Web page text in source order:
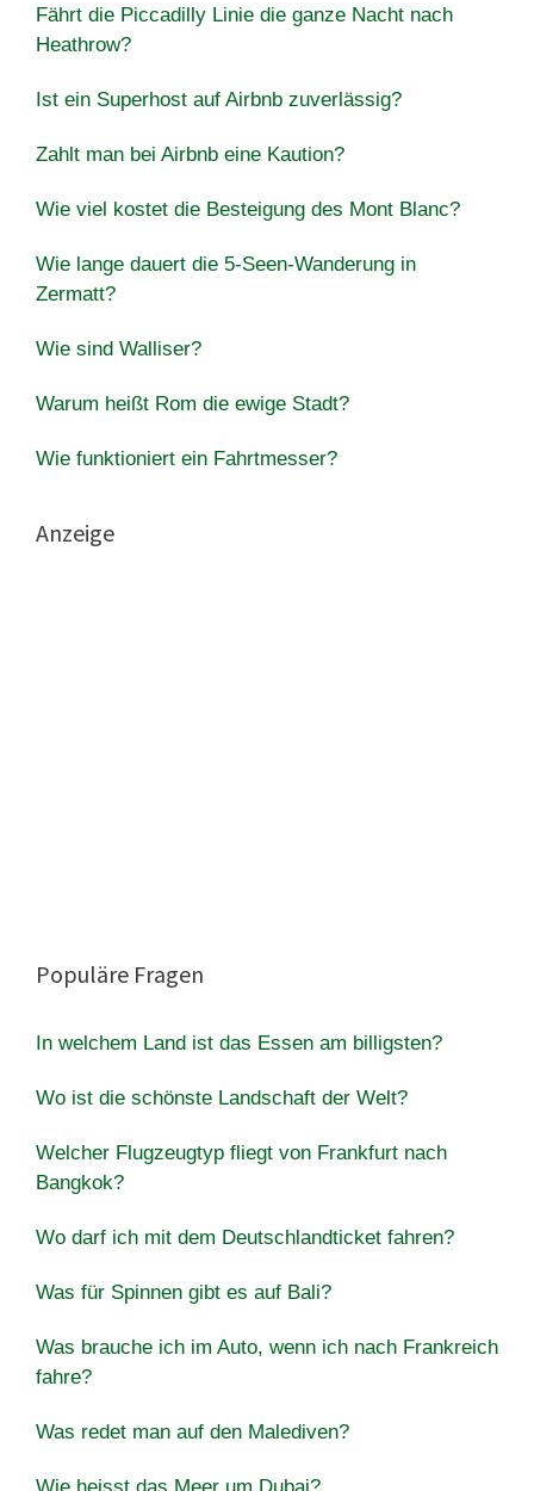
Fährt die Piccadilly Linie die ganze Nacht nach
Heathrow?
Ist ein Superhost auf Airbnb zuverlässig?
Zahlt man bei Airbnb eine Kaution?
Wie viel kostet die Besteigung des Mont Blanc?
Wie lange dauert die 5-Seen-Wanderung in
Zermatt?
Wie sind Walliser?
Warum heißt Rom die ewige Stadt?
Wie funktioniert ein Fahrtmesser?
Anzeige
Populäre Fragen
In welchem Land ist das Essen am billigsten?
Wo ist die schönste Landschaft der Welt?
Welcher Flugzeugtyp fliegt von Frankfurt nach
Bangkok?
Wo darf ich mit dem Deutschlandticket fahren?
Was für Spinnen gibt es auf Bali?
Was brauche ich im Auto, wenn ich nach Frankreich
fahre?
Was redet man auf den Malediven?
Wie heisst das Meer um Dubai?